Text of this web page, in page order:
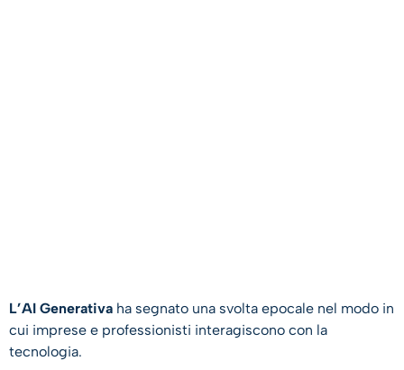
L’AI Generativa ha segnato una svolta epocale nel modo in
cui imprese e professionisti interagiscono con la
tecnologia.